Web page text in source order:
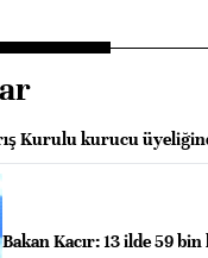
Kurulu kurucu
Bakan Kacır: 13 ilde 59 bin